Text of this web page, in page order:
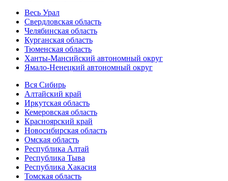
Весь Урал
Свердловская область
Челябинская область
Курганская область
Тюменская область
Ханты-Мансийский автономный округ
Ямало-Ненецкий автономный округ
Вся Сибирь
Алтайский край
Иркутская область
Кемеровская область
Красноярский край
Новосибирская область
Омская область
Республика Алтай
Республика Тыва
Республика Хакасия
Томская область